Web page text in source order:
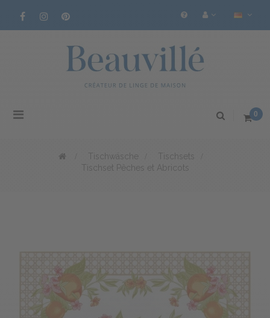
Toggle
0
Tischwäsche Tischsets
Tischset Pêches et Abricots